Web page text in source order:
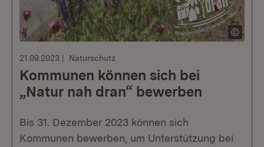
21.09.2023 Naturschutz
Kommunen können sich bei
„Natur nah dran“ bewerben
Bis 31. Dezember 2023 können sich
Kommunen bewerben, um Unterstützung bei